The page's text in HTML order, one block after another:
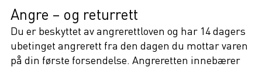
Angre – og returrett
Du er beskyttet av angrerettloven og har 14 dagers
ubetinget angrerett fra den dagen du mottar varen
på din første forsendelse. Angreretten innebærer